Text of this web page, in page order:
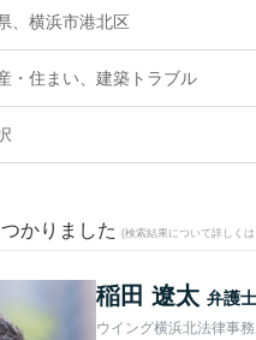
談予約したい』などでお困りの相談
、横浜市港北区
・住まい、建築トラブル
かりました (検索結果について詳しくは
稲田 遼太 弁護士
ウイング横浜北法律事